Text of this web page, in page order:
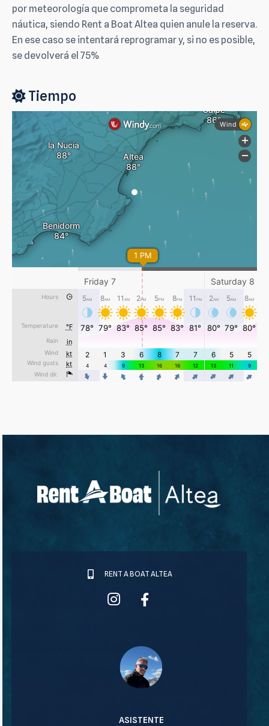
por meteorología que comprometa la seguridad
náutica, siendo Rent a Boat Altea quien anule la reserva.
En ese caso se intentará reprogramar y, si no es posible,
se devolverá el 75%
Tiempo
RENT A BOAT ALTEA
ASISTENTE